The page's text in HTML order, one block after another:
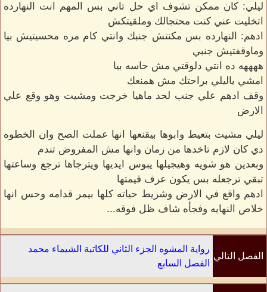
ليلي: كان ممكن تشوف اي حل تاني بس المهم انت النهارده
اتخليت عني كنت محتجالك وملقيتكش
ادهم: النهارده بس مكنتش جنبك وانتي كام مره محسيتيش بيا
وماوقفتيش جنبي
ههههه ده انتي دلوقتي مش حاسه بيا
امشي ياليلي براحتك مش همنعك
وقف ادهم علي جنب لحد ماهيا خرجت ومشيت وهو وقع علي
الارض
ليلي مشيت بتعيط وابوها بيقنعها انها عملت الصح وان الخطوه
دي كان لازم تاخدها من زمان وانها مش المفروض تندم
وبعدين هو شويه وهيجيلها يبوس ايديها ويترجاها ترجع وساعتها
تبقي ترجعله بس يكون عرف قيمتها
ادهم واقع في الارض وشريط حياته كلها بيمر قدامه وحس انها
خلاص النهايه وفجأه شاف ظل فوقه...
الفصل التالي
رواية المشوه الجزء الثاني للكاتبة الشيماء محمد
الفصل السابع